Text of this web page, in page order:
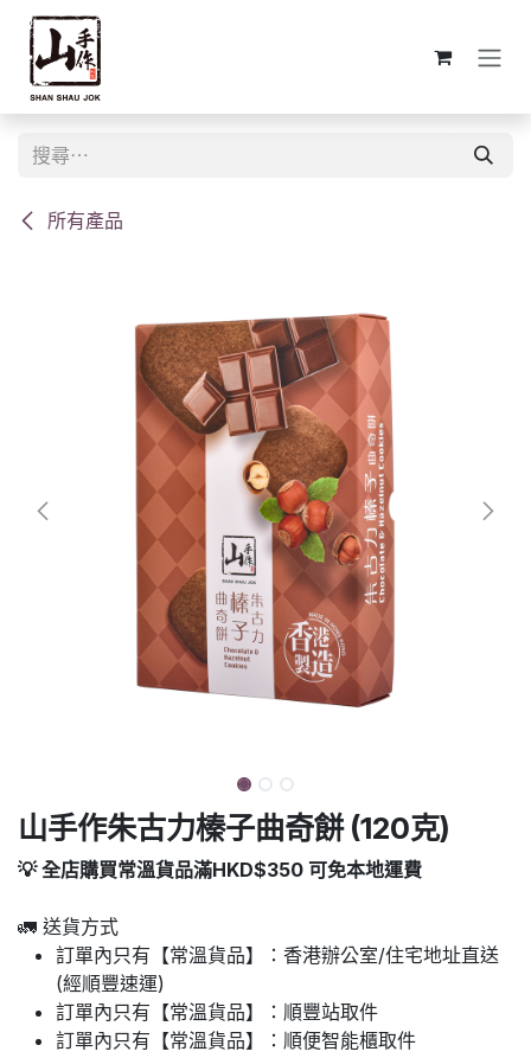
跳至內容
所有產品
山手作朱古力榛子曲奇餅 (120克)
💡 全店購買常溫貨品滿HKD$350 可免本地運費
🚛 送貨方式
訂單內只有【常溫貨品】：香港辦公室/住宅地址直送
(經順豐速運)
訂單內只有【常溫貨品】：順豐站取件
訂單內只有【常溫貨品】：順便智能櫃取件